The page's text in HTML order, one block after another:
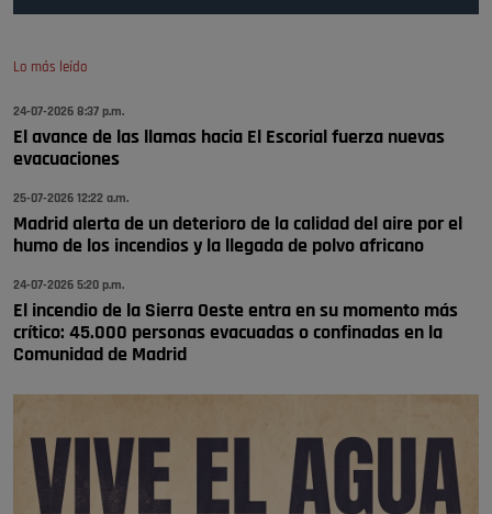
Pozuelo de Alarcón
🔴 EXCLUSIVA | El comisario de la …
se va porke no tiene piscina 🤪🤪🤪
Pozuelo de Alarcón
🔴 EXCLUSIVA | El comisario de la …
Lo más leído
24-07-2026 8:37 p.m.
El avance de las llamas hacia El Escorial fuerza nuevas
evacuaciones
25-07-2026 12:22 a.m.
Madrid alerta de un deterioro de la calidad del aire por el
humo de los incendios y la llegada de polvo africano
24-07-2026 5:20 p.m.
El incendio de la Sierra Oeste entra en su momento más
crítico: 45.000 personas evacuadas o confinadas en la
Comunidad de Madrid